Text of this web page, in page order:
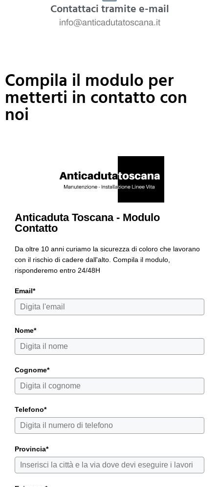
Contattaci tramite e-mail
info@anticadutatoscana.it
Compila il modulo per
metterti in contatto con
noi
Anticaduta Toscana - Modulo
Contatto
Da oltre 10 anni curiamo la sicurezza di coloro che lavorano
con il rischio di cadere dall'alto. Compila il modulo,
risponderemo entro 24/48H
Email*
Nome*
Cognome*
Telefono*
Provincia*